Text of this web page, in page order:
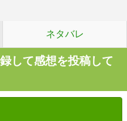
ネタバレ
して感想を投稿して